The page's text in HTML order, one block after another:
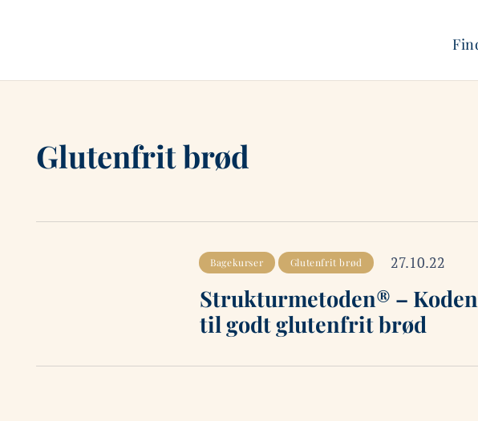
Glutenfrit brød
Bagekurser Glutenfrit brød 27.10.22
Strukturmetoden® – Koden
til godt glutenfrit brød